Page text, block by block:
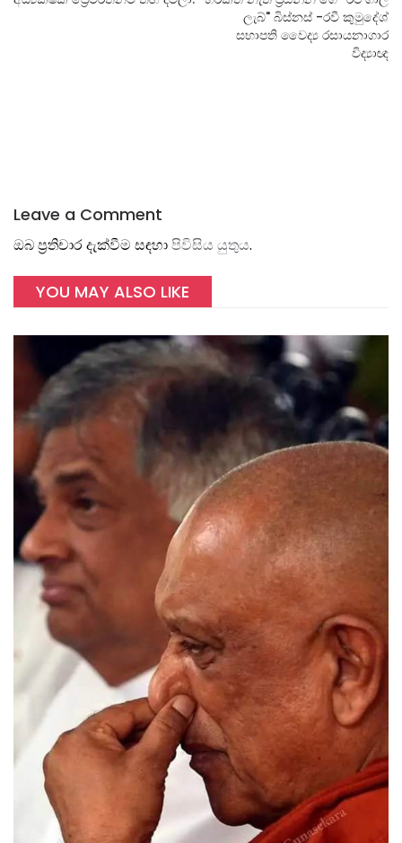
ලැබ්" බිස්නස් -රවී කුමුදේශ්
සභාපති වෛද්‍ය රසායනාගාර
විද්‍යාඥ
Leave a Comment
ඔබ ප්‍රතිචාර දැක්වීම සඳහාපිවිසිය යුතුය.
YOU MAY ALSO LIKE